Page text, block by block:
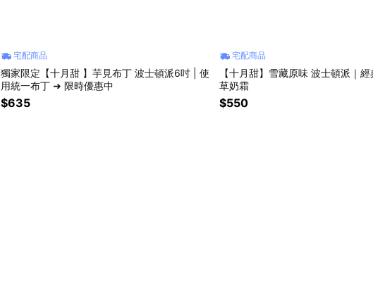
宅配商品
獨家限定【十月甜 】芋見布丁 波士頓派6吋 | 使
用統一布丁 ➜ 限時優惠中
$635
宅配商品
【十月甜】雪藏原味 波士頓派｜
草奶霜
$550